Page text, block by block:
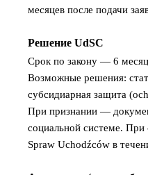
месяцев после подачи
Решение UdSC
Срок по закону — 6
Возможные решения:
субсидиарная защита
При признании —
социальной системе. При
Spraw Uchodźców в